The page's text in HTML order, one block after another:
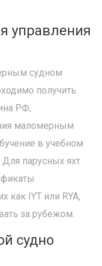
управления
судном
получить
РФ,
маломерным
в учебном
парусных яхт
как IYT или RYA,
за рубежом.
судно